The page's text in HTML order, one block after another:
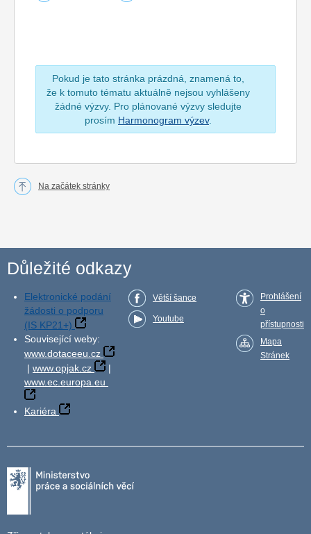
Pokud je tato stránka prázdná, znamená to,
že k tomuto tématu aktuálně nejsou vyhlášeny
žádné výzvy. Pro plánované výzvy sledujte
prosím Harmonogram výzev.
Na začátek stránky
Důležité odkazy
Elektronické podání
žádosti o podporu
(IS KP21+)
Související weby:
www.dotaceeu.cz
| www.opjak.cz
|
www.ec.europa.eu
Kariéra
Větší šance
Youtube
Prohlášení
o
přístupnosti
Mapa
Stránek